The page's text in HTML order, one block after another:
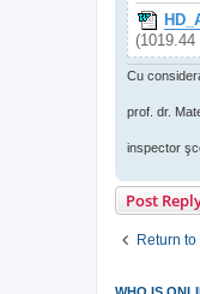
(1019.44
Cu
prof. dr.
inspector
Post
Return to